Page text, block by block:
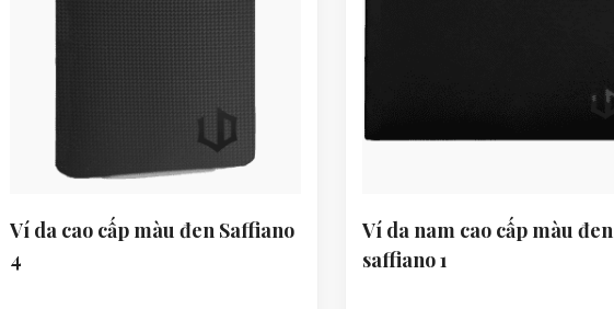
Ví da cao cấp màu đen Saffiano
4
Ví da nam cao cấp màu đen
saffiano 1